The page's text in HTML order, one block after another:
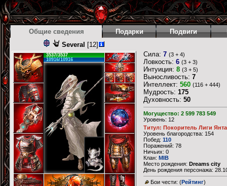
Общие сведения Подарки Подвиги
Several [12]
3537/3537
10916/10916
Сила: 7 (3 + 4)
Ловкость: 6 (3 + 3)
Интуиция: 8 (3 + 5)
Выносливость: 7
Интеллект: 560 (116 + 444)
Мудрость: 175
Духовность: 50
Могущество: 2 599 783 549
Уровень: 12
Титул: Покоритель Лиги
Уровень благородства: 154
Побед: 110
Поражений: 78
Ничьих: 0
Клан: MIB
Место рождения: Dreams city
День рождения персонажа:
Бои чести: (Рейтинг)